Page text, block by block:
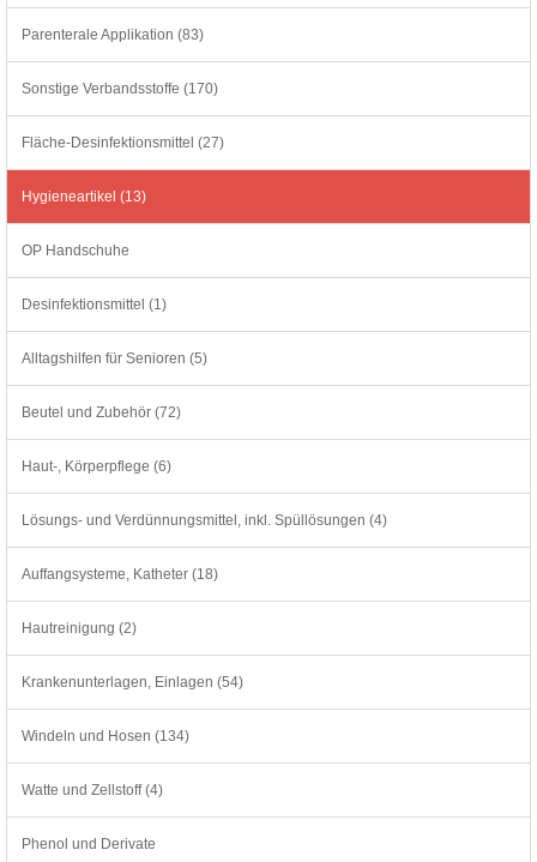
Parenterale Applikation (83)
Sonstige Verbandsstoffe (170)
Fläche-Desinfektionsmittel (27)
Hygieneartikel (13)
OP Handschuhe
Desinfektionsmittel (1)
Alltagshilfen für Senioren (5)
Beutel und Zubehör (72)
Haut-, Körperpflege (6)
Lösungs- und Verdünnungsmittel, inkl. Spüllösungen (4)
Auffangsysteme, Katheter (18)
Hautreinigung (2)
Krankenunterlagen, Einlagen (54)
Windeln und Hosen (134)
Watte und Zellstoff (4)
Phenol und Derivate